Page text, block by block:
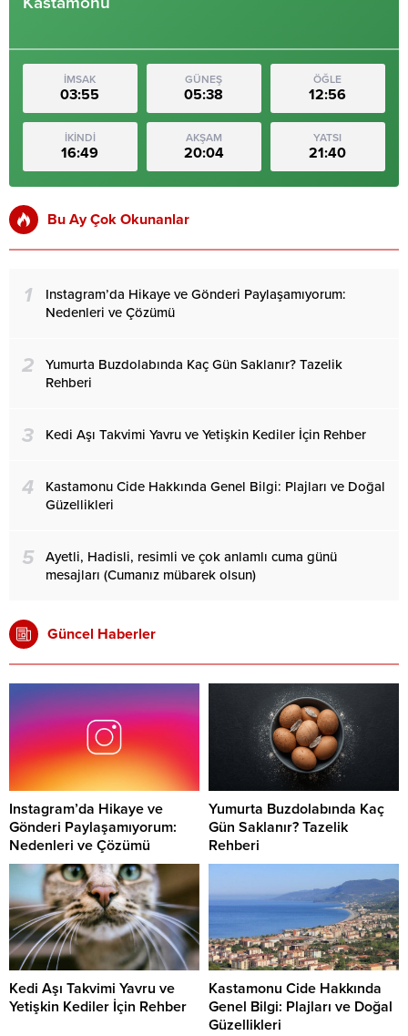
İMSAK
03:55
GÜNEŞ
05:38
ÖĞLE
12:56
İKİNDİ
16:49
AKŞAM
20:04
YATSI
21:40
Bu Ay Çok Okunanlar
1
Instagram’da Hikaye ve Gönderi Paylaşamıyorum:
Nedenleri ve Çözümü
2
Yumurta Buzdolabında Kaç Gün Saklanır? Tazelik
Rehberi
3 Kedi Aşı Takvimi Yavru ve Yetişkin Kediler İçin Rehber
4
Kastamonu Cide Hakkında Genel Bilgi: Plajları ve Doğal
Güzellikleri
5
Ayetli, Hadisli, resimli ve çok anlamlı cuma günü
mesajları (Cumanız mübarek olsun)
Güncel Haberler
Instagram’da Hikaye ve
Gönderi Paylaşamıyorum:
Nedenleri ve Çözümü
Yumurta Buzdolabında Kaç
Gün Saklanır? Tazelik
Rehberi
Kedi Aşı Takvimi Yavru ve
Yetişkin Kediler İçin Rehber
Kastamonu Cide Hakkında
Genel Bilgi: Plajları ve Doğal
Güzellikleri